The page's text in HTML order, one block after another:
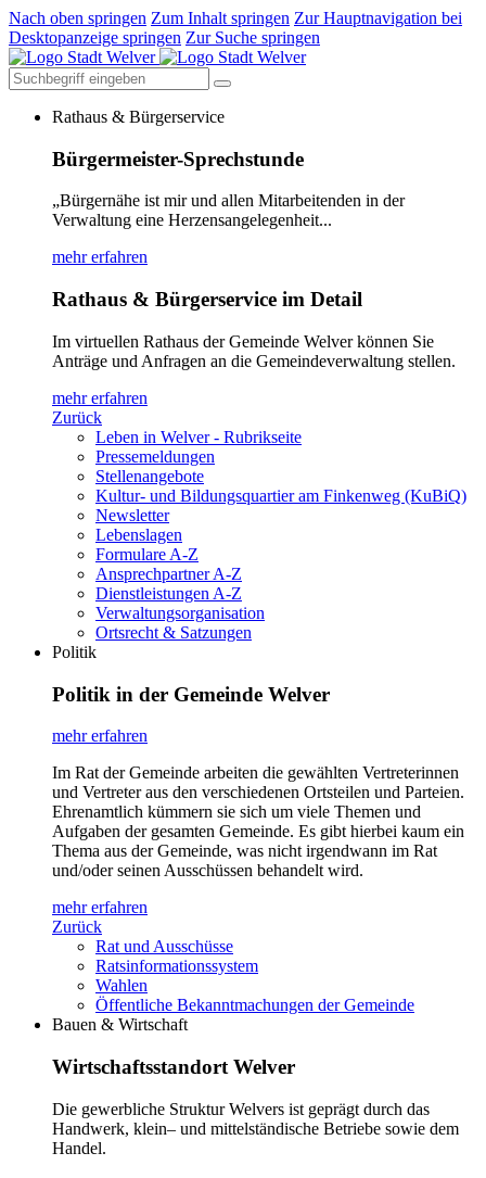
Nach oben springen Zum Inhalt springen Zur Hauptnavigation bei
Desktopanzeige springen Zur Suche springen
Rathaus & Bürgerservice
Bürgermeister-Sprechstunde
„Bürgernähe ist mir und allen Mitarbeitenden in der
Verwaltung eine Herzensangelegenheit...
mehr erfahren
Rathaus & Bürgerservice im Detail
Im virtuellen Rathaus der Gemeinde Welver können Sie
Anträge und Anfragen an die Gemeindeverwaltung stellen.
mehr erfahren
Zurück
Leben in Welver - Rubrikseite
Pressemeldungen
Stellenangebote
Kultur- und Bildungsquartier am Finkenweg (KuBiQ)
Newsletter
Lebenslagen
Formulare A-Z
Ansprechpartner A-Z
Dienstleistungen A-Z
Verwaltungsorganisation
Ortsrecht & Satzungen
Politik
Politik in der Gemeinde Welver
mehr erfahren
Im Rat der Gemeinde arbeiten die gewählten Vertreterinnen
und Vertreter aus den verschiedenen Ortsteilen und Parteien.
Ehrenamtlich kümmern sie sich um viele Themen und
Aufgaben der gesamten Gemeinde. Es gibt hierbei kaum ein
Thema aus der Gemeinde, was nicht irgendwann im Rat
und/oder seinen Ausschüssen behandelt wird.
mehr erfahren
Zurück
Rat und Ausschüsse
Ratsinformationssystem
Wahlen
Öffentliche Bekanntmachungen der Gemeinde
Bauen & Wirtschaft
Wirtschaftsstandort Welver
Die gewerbliche Struktur Welvers ist geprägt durch das
Handwerk, klein– und mittelständische Betriebe sowie dem
Handel.